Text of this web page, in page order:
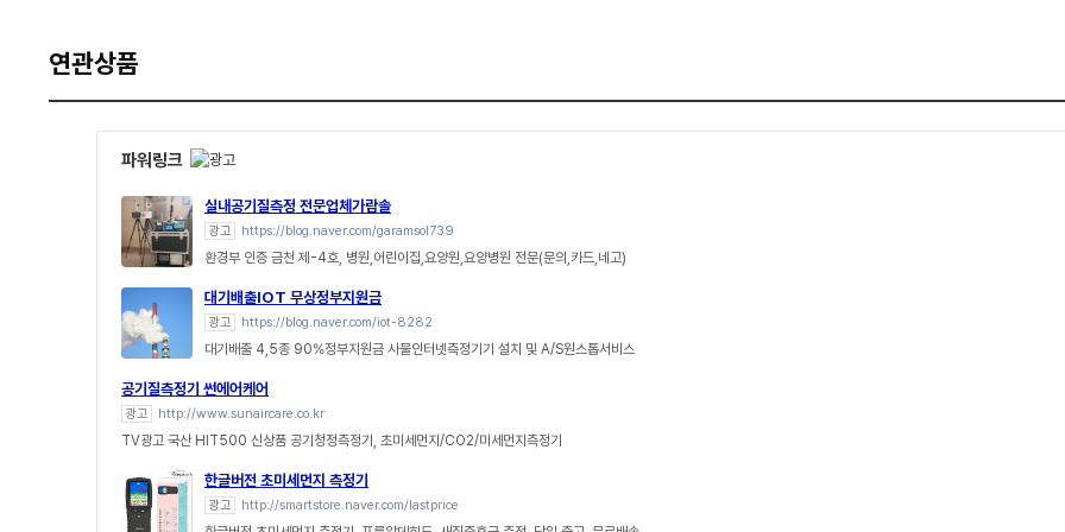
연관상품
파워링크
실내공기질측정 전문업체가람솔
광고 https://blog.naver.com/garamsol739
환경부 인증 금천 제-4호, 병원,어린이집,요양원,요양병원 전문(문의,카드,네고)
대기배출IOT 무상정부지원금
광고 https://blog.naver.com/iot-8282
대기배출 4,5종 90%정부지원금 사물인터넷측정기기 설치 및 A/S원스톱서비스
공기질측정기 썬에어케어
광고 http://www.sunaircare.co.kr
TV광고 국산 HIT500 신상품 공기청정측정기, 초미세먼지/CO2/미세먼지측정기
한글버전 초미세먼지 측정기
광고 http://smartstore.naver.com/lastprice